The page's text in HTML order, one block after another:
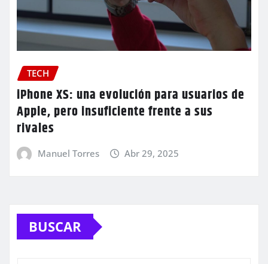
TECH
iPhone XS: una evolución para usuarios de
Apple, pero insuficiente frente a sus
rivales
Manuel Torres Abr 29, 2025
BUSCAR